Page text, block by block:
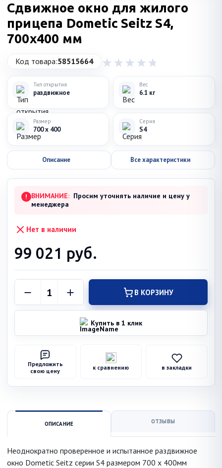
Сдвижное окно для жилого
прицепа Dometic Seitz S4,
700x400 мм
Код товара:58515664
Тип открытия
раздвижное
Вес
6.1 кг
Размер
700 x 400
Серия
S4
Описание Все характеристики
! ВНИМАНИЕ: Просим уточнять наличие и цену у
менеджера
Нет в наличии
99 021 руб.
В КОРЗИНУ
Купить в 1 клик
Предложить
свою цену
к сравнению в закладки
ОПИСАНИЕ ОТЗЫВЫ
Неоднократно проверенное и испытанное раздвижное
окно Dometic Seitz серии S4 размером 700 x 400мм